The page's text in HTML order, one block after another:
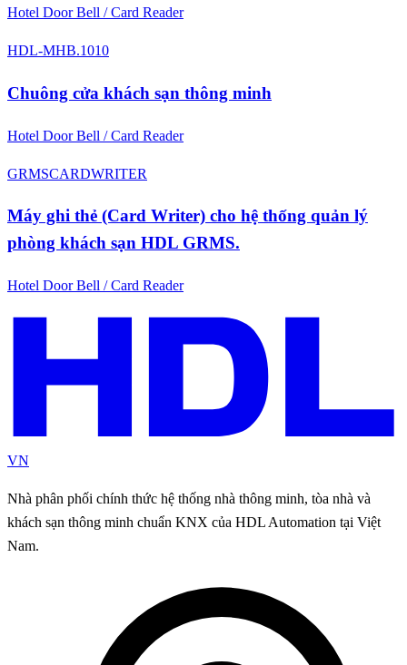
Hotel Door Bell / Card Reader
HDL-MHB.1010
Chuông cửa khách sạn thông minh
Hotel Door Bell / Card Reader
GRMSCARDWRITER
Máy ghi thẻ (Card Writer) cho hệ thống quản lý
phòng khách sạn HDL GRMS.
Hotel Door Bell / Card Reader
VN
Nhà phân phối chính thức hệ thống nhà thông minh, tòa nhà và
khách sạn thông minh chuẩn KNX của HDL Automation tại Việt
Nam.